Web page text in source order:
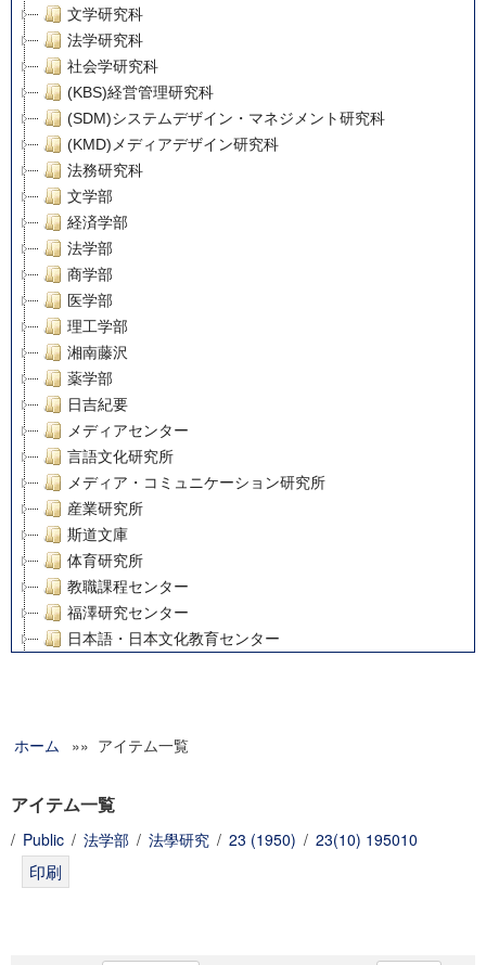
文学研究科
法学研究科
社会学研究科
(KBS)経営管理研究科
(SDM)システムデザイン・マネジメント研究科
(KMD)メディアデザイン研究科
法務研究科
文学部
経済学部
法学部
商学部
医学部
理工学部
湘南藤沢
薬学部
日吉紀要
メディアセンター
言語文化研究所
メディア・コミュニケーション研究所
産業研究所
斯道文庫
体育研究所
教職課程センター
福澤研究センター
日本語・日本文化教育センター
グローバルリサーチインスティテュート
科学研究費補助金研究成果報告書
慶應義塾大学グローバルCOEプログラム市民社会ガバナンス
ホーム »» アイテム一覧
アイテム一覧
/ Public / 法学部 / 法學研究 / 23 (1950) / 23(10) 195010